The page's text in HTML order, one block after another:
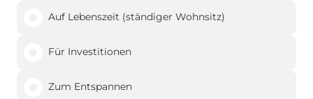
Auf Lebenszeit (ständiger Wohnsitz)
Für Investitionen
Zum Entspannen